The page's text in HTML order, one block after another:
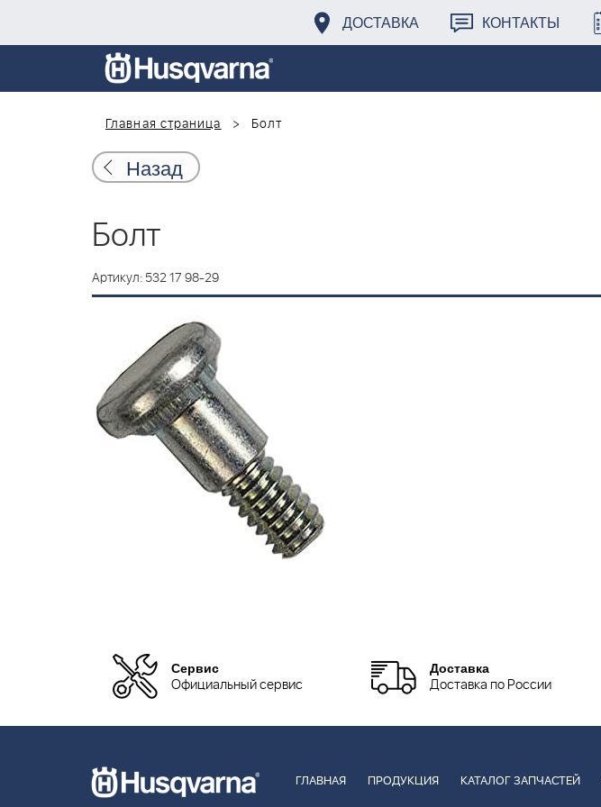
ДОСТАВКА КОНТАКТЫ
Главная страница
Болт
Назад
Болт
Артикул: 532 17 98-29
Сервис
Официальный сервис
Доставка
Доставка по России
ГЛАВНАЯ ПРОДУКЦИЯ КАТАЛОГ ЗАПЧАСТЕЙ